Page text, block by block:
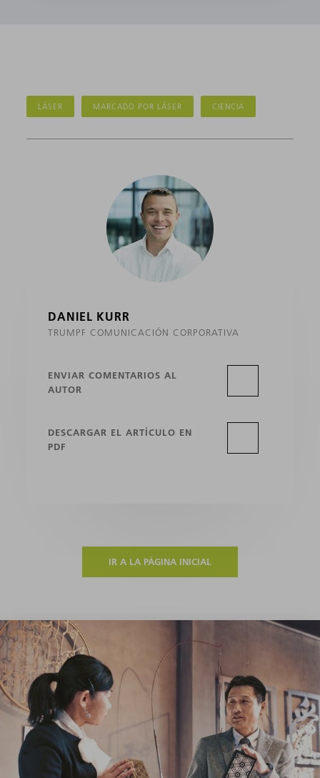
LÁSER MARCADO POR LÁSER CIENCIA
DANIEL KURR
TRUMPF COMUNICACIÓN CORPORATIVA
ENVIAR COMENTARIOS AL
AUTOR
DESCARGAR EL ARTÍCULO EN
PDF
IR A LA PÁGINA INICIAL